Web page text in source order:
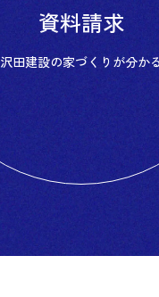
資料請求
沢田建設の家づくりが分かる